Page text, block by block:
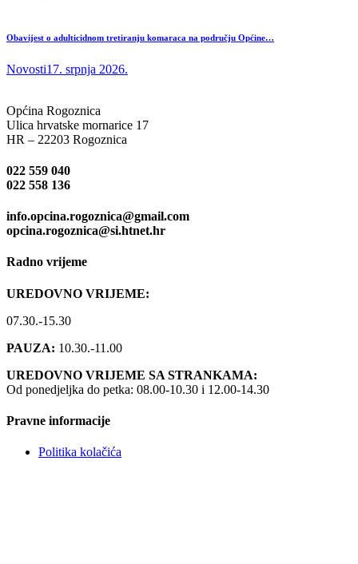
Obavijest o adulticidnom tretiranju komaraca na području Općine…
Novosti17. srpnja 2026.
Općina Rogoznica
Ulica hrvatske mornarice 17
HR – 22203 Rogoznica
022 559 040
022 558 136
info.opcina.rogoznica@gmail.com
opcina.rogoznica@si.htnet.hr
Radno vrijeme
UREDOVNO VRIJEME:
07.30.-15.30
PAUZA: 10.30.-11.00
UREDOVNO VRIJEME SA STRANKAMA:
Od ponedjeljka do petka: 08.00-10.30 i 12.00-14.30
Pravne informacije
Politika kolačića